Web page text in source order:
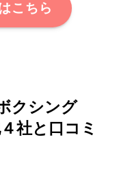
こちら
クシング
社と口コミ